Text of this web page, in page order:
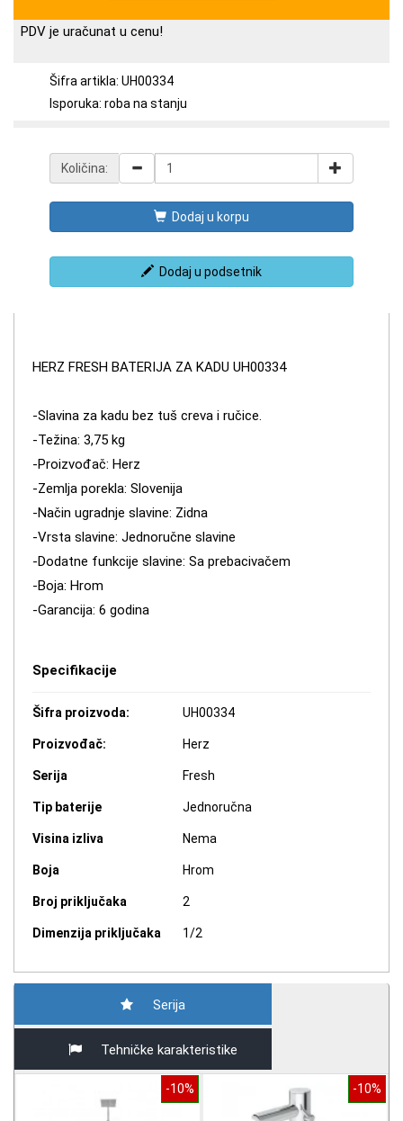
PDV je uračunat u cenu!
Šifra artikla: UH00334
Isporuka: roba na stanju
Količina:
Dodaj u korpu
Dodaj u podsetnik
HERZ FRESH BATERIJA ZA KADU UH00334
-Slavina za kadu bez tuš creva i ručice.
-Težina: 3,75 kg
-Proizvođač: Herz
-Zemlja porekla: Slovenija
-Način ugradnje slavine: Zidna
-Vrsta slavine: Jednoručne slavine
-Dodatne funkcije slavine: Sa prebacivačem
-Boja: Hrom
-Garancija: 6 godina
Specifikacije
Šifra proizvoda: UH00334
Proizvođač: Herz
Serija Fresh
Tip baterije Jednoručna
Visina izliva Nema
Boja Hrom
Broj priključaka 2
Dimenzija priključaka 1/2
Serija
Tehničke karakteristike
-10% -10%